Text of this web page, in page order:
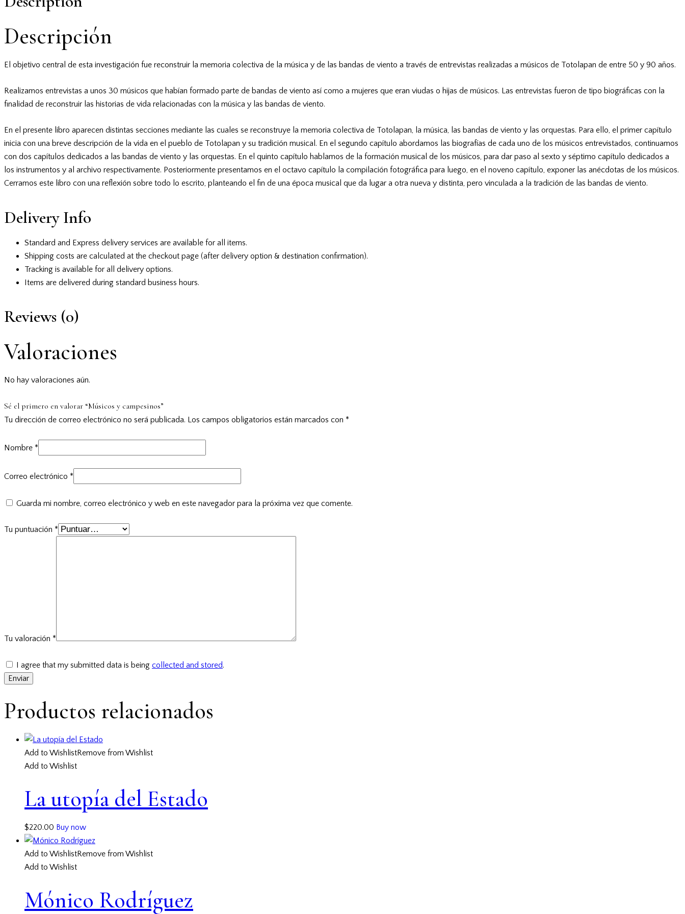
Descripción
El objetivo central de esta investigación fue reconstruir la memoria colectiva de la música y de las bandas de viento a través de entrevistas realizadas a músicos de Totolapan de entre 50 y 90 años.
Realizamos entrevistas a unos 30 músicos que habían formado parte de bandas de viento así como a mujeres que eran viudas o hijas de músicos. Las entrevistas fueron de tipo biográficas con la
finalidad de reconstruir las historias de vida relacionadas con la música y las bandas de viento.
En el presente libro aparecen distintas secciones mediante las cuales se reconstruye la memoria colectiva de Totolapan, la música, las bandas de viento y las orquestas. Para ello, el primer capítulo
inicia con una breve descripción de la vida en el pueblo de Totolapan y su tradición musical. En el segundo capítulo abordamos las biografías de cada uno de los músicos entrevistados, continuamos
con dos capítulos dedicados a las bandas de viento y las orquestas. En el quinto capítulo hablamos de la formación musical de los músicos, para dar paso al sexto y séptimo capítulo dedicados a
los instrumentos y al archivo respectivamente. Posteriormente presentamos en el octavo capítulo la compilación fotográfica para luego, en el noveno capítulo, exponer las anécdotas de los músicos.
Cerramos este libro con una reflexión sobre todo lo escrito, planteando el fin de una época musical que da lugar a otra nueva y distinta, pero vinculada a la tradición de las bandas de viento.
Delivery Info
Standard and Express delivery services are available for all items.
Shipping costs are calculated at the checkout page (after delivery option & destination confirmation).
Tracking is available for all delivery options.
Items are delivered during standard business hours.
Reviews (0)
Valoraciones
No hay valoraciones aún.
Sé el primero en valorar “Músicos y campesinos”
Tu dirección de correo electrónico no será publicada. Los campos obligatorios están marcados con *
Nombre *
Correo electrónico *
Guarda mi nombre, correo electrónico y web en este navegador para la próxima vez que comente.
Tu puntuación *
Tu valoración *
I agree that my submitted data is being collected and stored.
Productos relacionados
Add to WishlistRemove from Wishlist
Add to Wishlist
La utopía del Estado
$220.00 Buy now
Add to WishlistRemove from Wishlist
Add to Wishlist
Mónico Rodríguez